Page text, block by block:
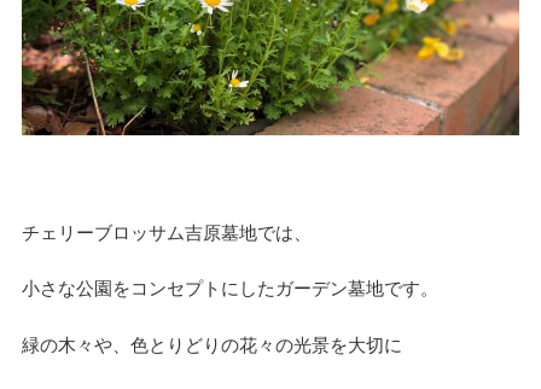
チェリーブロッサム吉原墓地では、
小さな公園をコンセプトにしたガーデン墓地です。
緑の木々や、色とりどりの花々の光景を大切に